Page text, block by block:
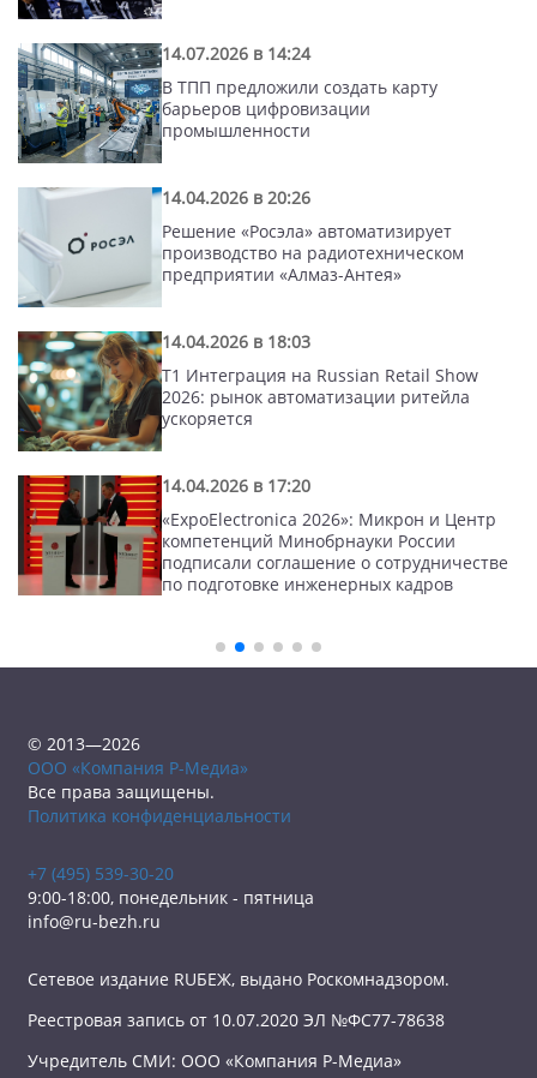
14.07.2026 в 14:24
В ТПП предложили создать карту
барьеров цифровизации
промышленности
14.04.2026 в 20:26
Решение «Росэла» автоматизирует
производство на радиотехническом
предприятии «Алмаз-Антея»
14.04.2026 в 18:03
Т1 Интеграция на Russian Retail Show
2026: рынок автоматизации ритейла
ускоряется
14.04.2026 в 17:20
«ExpoElectronica 2026»: Микрон и Центр
компетенций Минобрнауки России
подписали соглашение о сотрудничестве
по подготовке инженерных кадров
© 2013—2026
ООО «Компания Р-Медиа»
Все права защищены.
Политика конфиденциальности
+7 (495) 539-30-20
9:00-18:00, понедельник - пятница
info@ru-bezh.ru
Сетевое издание RUБЕЖ, выдано Роскомнадзором.
Реестровая запись от 10.07.2020 ЭЛ №ФС77-78638
Учредитель СМИ: ООО «Компания Р-Медиа»